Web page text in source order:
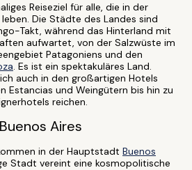
Reiseziel für alle, die in der
Die Städte des Landes sind
Takt, während das Hinterland mit
aufwartet, von der Salzwüste im
Patagoniens und den
. Es ist ein spektakuläres Land.
auch in den großartigen Hotels
Estancias und Weingütern bis hin zu
reichen.
Aires
in der Hauptstadt Buenos
Stadt vereint eine kosmopolitische